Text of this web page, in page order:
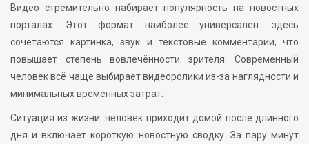
Видео стремительно набирает популярность на новостных
порталах. Этот формат наиболее универсален: здесь
сочетаются картинка, звук и текстовые комментарии, что
повышает степень вовлечённости зрителя. Современный
человек всё чаще выбирает видеоролики из-за наглядности и
минимальных временных затрат.
Ситуация из жизни: человек приходит домой после длинного
дня и включает короткую новостную сводку. За пару минут